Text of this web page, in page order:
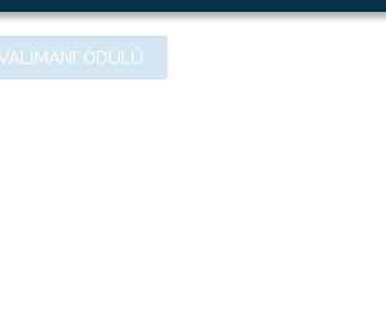
Basın Bültenleri
Basın Kupürleri
Entegre Yönetim
Sistemleri Politikamız
ÖDÜLÜ